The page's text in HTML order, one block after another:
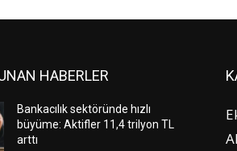
HABERLER
Bankacılık sektöründe hızlı
büyüme: Aktifler 11,4 trilyon TL
arttı